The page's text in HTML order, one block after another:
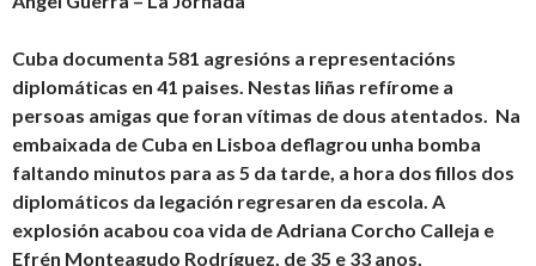
Cuba documenta 581 agresións a representacións
diplomáticas en 41 paises. Nestas liñas refírome a
persoas amigas que foran vítimas de dous atentados. Na
embaixada de Cuba en Lisboa deflagrou unha bomba
faltando minutos para as 5 da tarde, a hora dos fillos dos
diplomáticos da legación regresaren da escola. A
explosión acabou coa vida de Adriana Corcho Calleja e
Efrén Monteagudo Rodríguez, de 35 e 33 anos,